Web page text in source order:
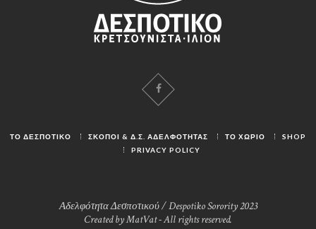
ΤΟ ΔΕΣΠΟΤΙΚΟ ΣΚΟΠΟΙ & Δ.Σ. ΑΔΕΛΦΟΤΗΤΑΣ ΤΟ ΧΩΡΙΟ
SHOP
PRIVACY POLICY
Αδελφότητα Δεσποτικού / Despotiko Sorority 2023
Created by MatVat - All rights reserved.